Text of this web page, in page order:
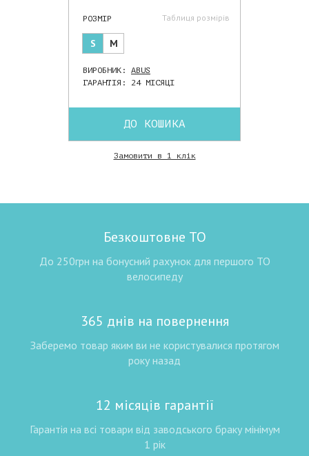
РОЗМІР
S M
Таблиця розмірів
ВИРОБНИК: ABUS
ГАРАНТІЯ: 24 МІСЯЦІ
ДО КОШИКА
Замовити в 1 клік
Безкоштовне ТО
До 250грн на бонусний рахунок для першого ТО
велосипеду
365 днів на повернення
Заберемо товар яким ви не користувалися протягом
року назад
12 місяців гарантії
Гарантія на всі товари від заводського браку мінімум
1 рік